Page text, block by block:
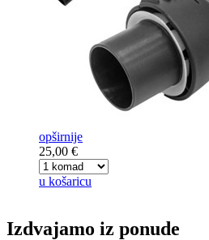
opširnije
25,00 €
u košaricu
Izdvajamo iz ponude